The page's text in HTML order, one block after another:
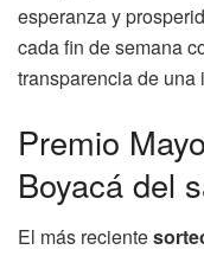
esperanza y
cada fin de semana
transparencia de una
Premio
Boyacá del
El más reciente